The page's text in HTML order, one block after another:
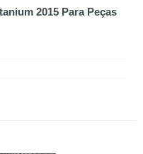
2015 Para Peças